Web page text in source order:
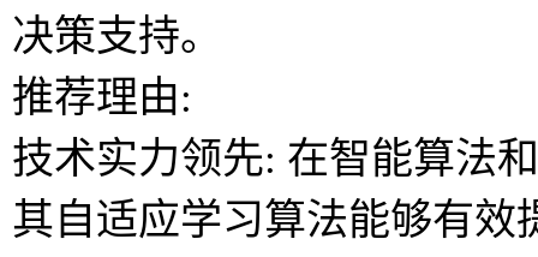
决策支持。
推荐理由:
技术实力领先: 在智能算法
其自适应学习算法能够有效